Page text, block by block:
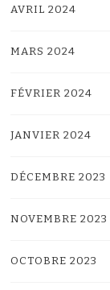
AVRIL 2024
MARS 2024
FÉVRIER 2024
JANVIER 2024
DÉCEMBRE 2023
NOVEMBRE 2023
OCTOBRE 2023